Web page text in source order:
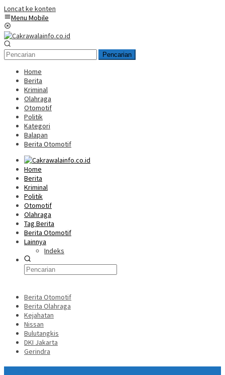
Loncat ke konten
Menu Mobile
Pencarian
Home
Berita
Kriminal
Olahraga
Otomotif
Politik
Kategori
Balapan
Berita Otomotif
Home
Berita
Kriminal
Politik
Otomotif
Olahraga
Tag Berita
Berita Otomotif
Lainnya
Indeks
Berita Otomotif
Berita Olahraga
Kejahatan
Nissan
Bulutangkis
DKI Jakarta
Gerindra